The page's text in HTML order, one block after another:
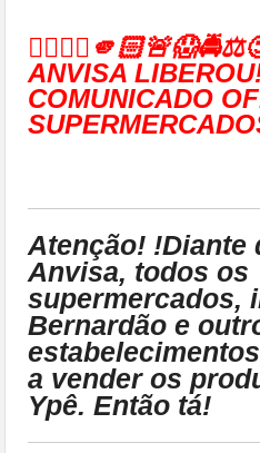
ANVISA
COMUNICADO
Atenção! !Diante
Anvisa, todos os
supermercados,
Bernardão e
a vender os
Ypê. Então tá!